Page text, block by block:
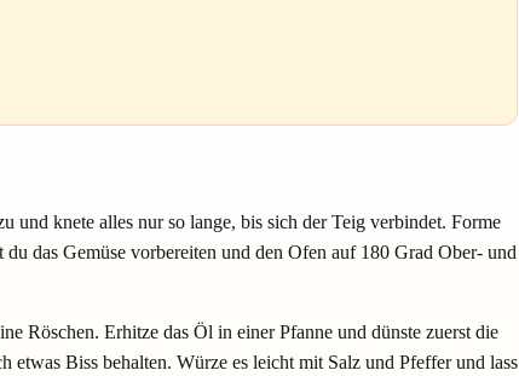
und knete alles nur so lange, bis sich der Teig verbindet. Forme
das Gemüse vorbereiten und den Ofen auf 180 Grad Ober- und
Röschen. Erhitze das Öl in einer Pfanne und dünste zuerst die
etwas Biss behalten. Würze es leicht mit Salz und Pfeffer und lass